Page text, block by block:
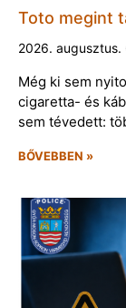
Toto megint
2026. augusztus.
Még ki sem
cigaretta- és
sem tévedett:
BŐVEBBEN »